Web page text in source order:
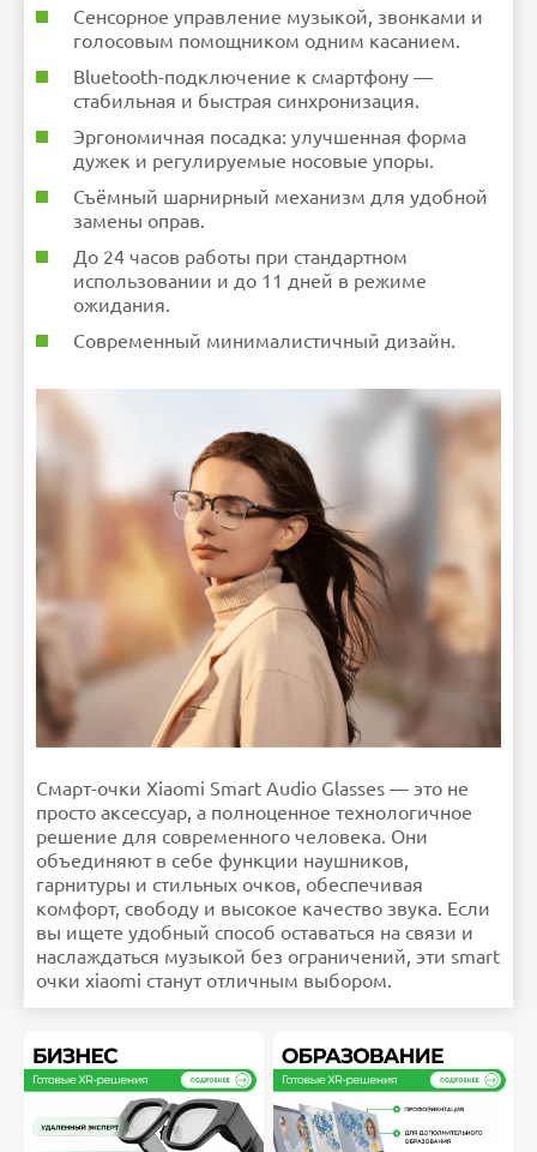
Сенсорное управление музыкой, звонками и
голосовым помощником одним касанием.
Bluetooth-подключение к смартфону —
стабильная и быстрая синхронизация.
Эргономичная посадка: улучшенная форма
дужек и регулируемые носовые упоры.
Съёмный шарнирный механизм для удобной
замены оправ.
До 24 часов работы при стандартном
использовании и до 11 дней в режиме
ожидания.
Современный минималистичный дизайн.
Смарт-очки Xiaomi Smart Audio Glasses — это не
просто аксессуар, а полноценное технологичное
решение для современного человека. Они
объединяют в себе функции наушников,
гарнитуры и стильных очков, обеспечивая
комфорт, свободу и высокое качество звука. Если
вы ищете удобный способ оставаться на связи и
наслаждаться музыкой без ограничений, эти smart
очки xiaomi станут отличным выбором.